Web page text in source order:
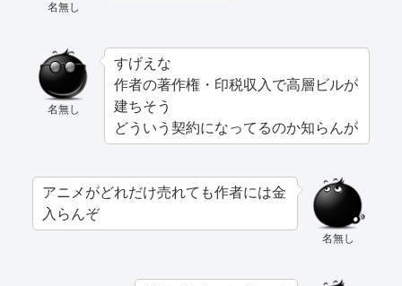
名無し
名無し
すげえな
作者の著作権・印税収入で高層ビルが
建ちそう
どういう契約になってるのか知らんが
名無し
アニメがどれだけ売れても作者には金
入らんぞ